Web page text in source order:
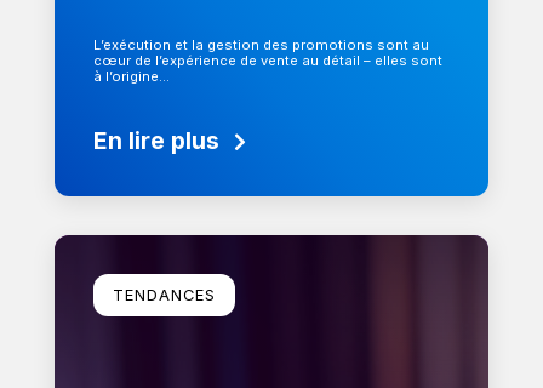
L’exécution et la gestion des promotions sont au
cœur de l’expérience de vente au détail – elles sont
à l’origine…
En lire plus
En savoir plus
TENDANCES